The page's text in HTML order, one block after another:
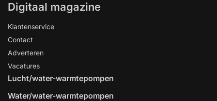
Digitaal magazine
Klantenservice
Contact
Adverteren
Vacatures
Lucht/water-warmtepompen
Water/water-warmtepompen